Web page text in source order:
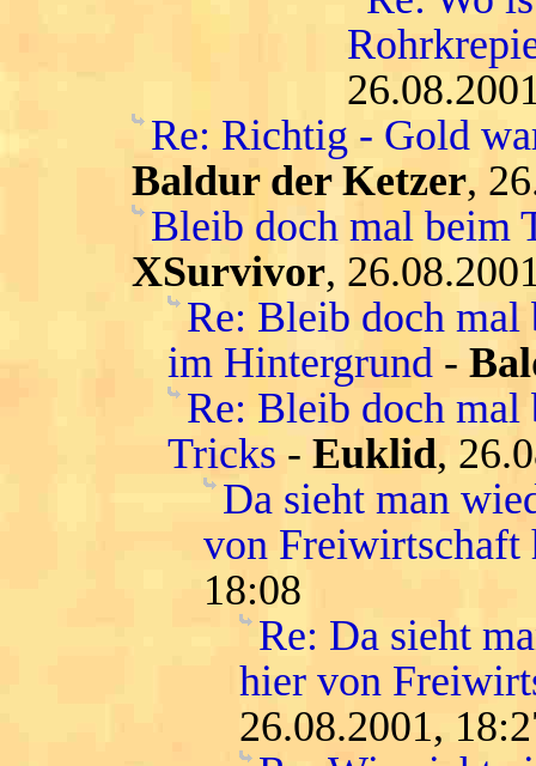
Re: Richtig - Gold
Baldur der Ketzer,
Bleib doch mal beim
XSurvivor,
Re: Bleib doch mal
im Hintergrund -
Re: Bleib doch mal
Tricks - Euklid,
Da sieht man
von Freiwirtschaft
18:08
Re: Da sieht
hier von
26.08.2001,